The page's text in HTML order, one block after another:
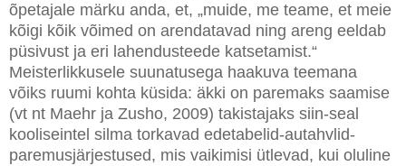
õpetajale märku anda, et, „muide, me teame, et meie
kõigi kõik võimed on arendatavad ning areng eeldab
püsivust ja eri lahendusteede katsetamist.“
Meisterlikkusele suunatusega haakuva teemana
võiks ruumi kohta küsida: äkki on paremaks saamise
(vt nt Maehr ja Zusho, 2009) takistajaks siin-seal
kooliseintel silma torkavad edetabelid-autahvlid-
paremusjärjestused, mis vaikimisi ütlevad, kui oluline